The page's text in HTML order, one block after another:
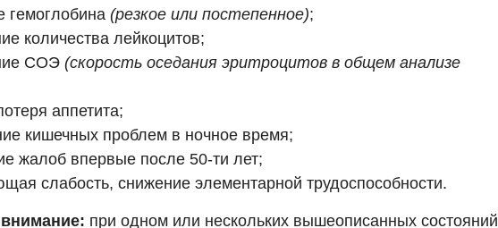
гемоглобина (резкое или постепенное);
количества лейкоцитов;
СОЭ (скорость оседания эритроцитов в общем анализе
аппетита;
кишечных проблем в ночное время;
жалоб впервые после 50-ти лет;
слабость, снижение элементарной трудоспособности.
при одном или нескольких вышеописанных состояний